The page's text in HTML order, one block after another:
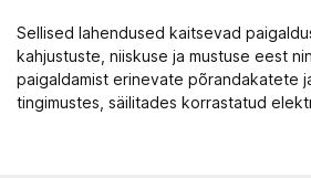
Sellised lahendused kaitsevad
kahjustuste, niiskuse ja mustuse eest
paigaldamist erinevate põrandakatete
tingimustes, säilitades korrastatud